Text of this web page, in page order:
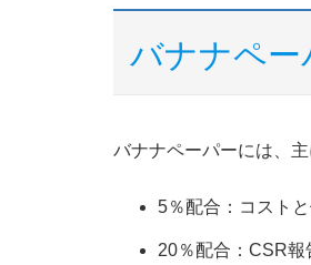
バナナペー
バナナペーパーには、
5％配合：コスト
20％配合：CSR